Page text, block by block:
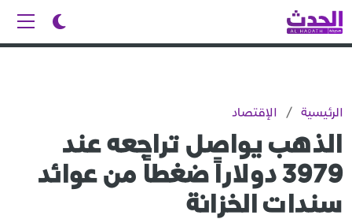
الرئيسية / الإقتصاد
الذهب يواصل تراجعه عند
3979 دولاراً ضغطاً من عوائد
سندات الخزانة